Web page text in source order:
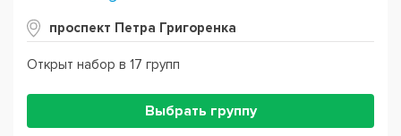
проспект Петра Григоренка
Открыт набор в 17 групп
Выбрать группу